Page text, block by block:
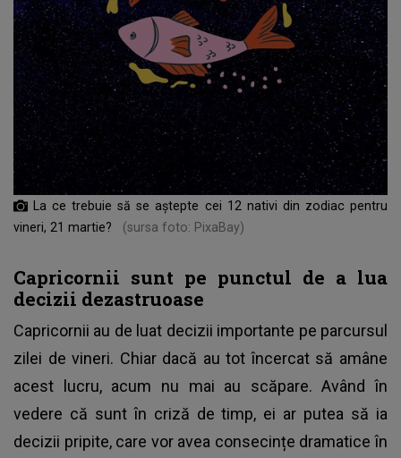
La ce trebuie să se aștepte cei 12 nativi din zodiac pentru
vineri, 21 martie?
(sursa foto: PixaBay)
Capricornii sunt pe punctul de a lua
decizii dezastruoase
Capricornii au de luat decizii importante pe parcursul
zilei de vineri. Chiar dacă au tot încercat să amâne
acest lucru, acum nu mai au scăpare. Având în
vedere că sunt în criză de timp, ei ar putea să ia
decizii pripite, care vor avea consecințe dramatice în